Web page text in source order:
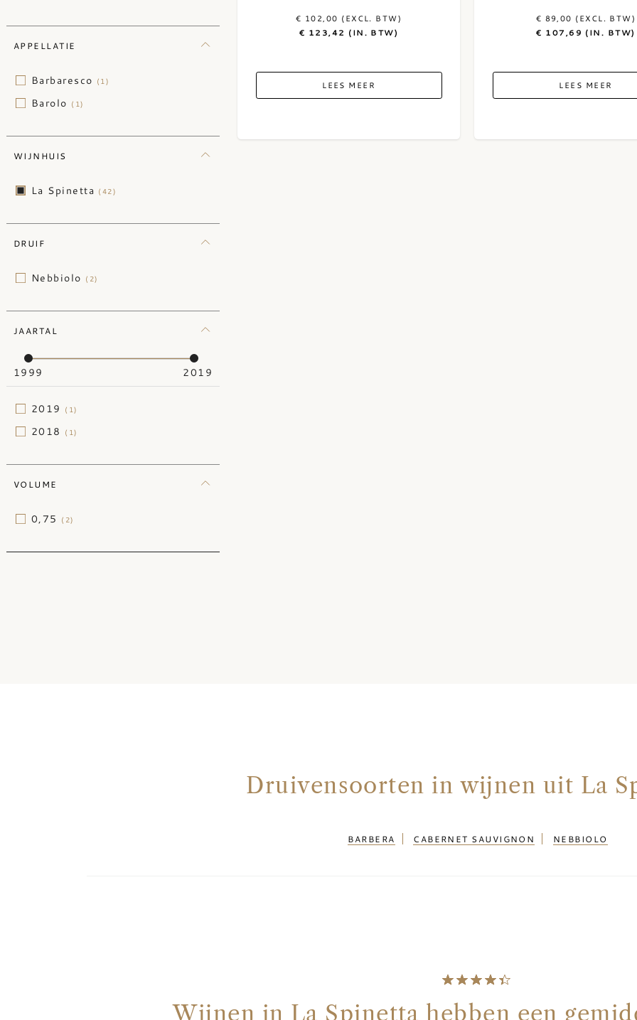
APPELLATIE
Barbaresco (1)
Barolo (1)
WIJNHUIS
La Spinetta (42)
DRUIF
Nebbiolo (2)
JAARTAL
1999 2019
2019 (1)
2018 (1)
VOLUME
0,75 (2)
€ 102,00 (EXCL. BTW)
€ 123,42 (IN. BTW)
LEES MEER
€ 89,00 (EXCL. BTW)
€ 107,69 (IN. BTW)
LEES MEER
Druivensoorten in wijnen uit La
BARBERA CABERNET SAUVIGNON NEBBIOLO
Wijnen in La Spinetta hebben een